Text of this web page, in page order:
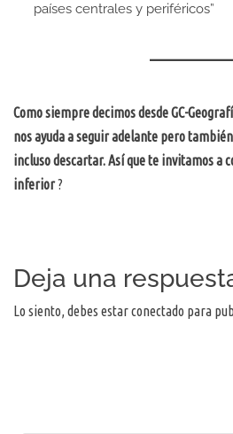
países centrales y periféricos”
Como siempre decimos desde GC-
nos ayuda a seguir adelante pero
incluso descartar. Así que te invitamos a
inferior?
Deja una
Lo siento, debes estarconectado para